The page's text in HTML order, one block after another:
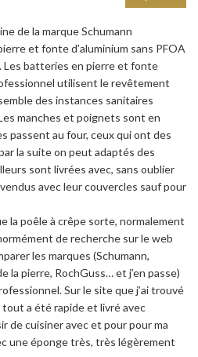
de la marque Schumann
et fonte d’aluminium sans PFOA
Les batteries en pierre et fonte
utilisent le revêtement
des instances sanitaires
manches et poignets sont en
passent au four, ceux qui ont des
la suite on peut adaptés des
sont livrées avec, sans oublier
avec leur couvercles sauf pour
la poêle à crêpe sorte, normalement
de recherche sur le web
les marques (Schumann,
la pierre, RochGuss… et j’en passe)
Sur le site que j’ai trouvé
a été rapide et livré avec
de cuisiner avec et pour pour ma
une éponge très, très légèrement